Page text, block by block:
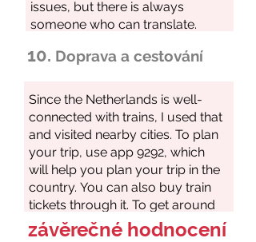
10. Doprava a cestování
závěrečné hodnocení